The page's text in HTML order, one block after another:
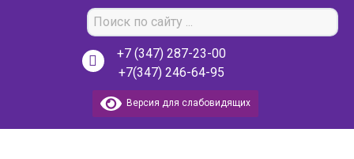
+7 (347) 287-23-00
+7(347) 246-64-95
Версия для слабовидящих